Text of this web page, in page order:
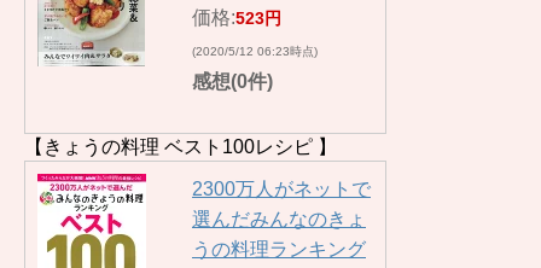
価格:523円
(2020/5/12 06:23時点)
感想(0件)
【きょうの料理 ベスト100レシピ 】
2300万人がネットで
選んだみんなのきょ
うの料理ランキング